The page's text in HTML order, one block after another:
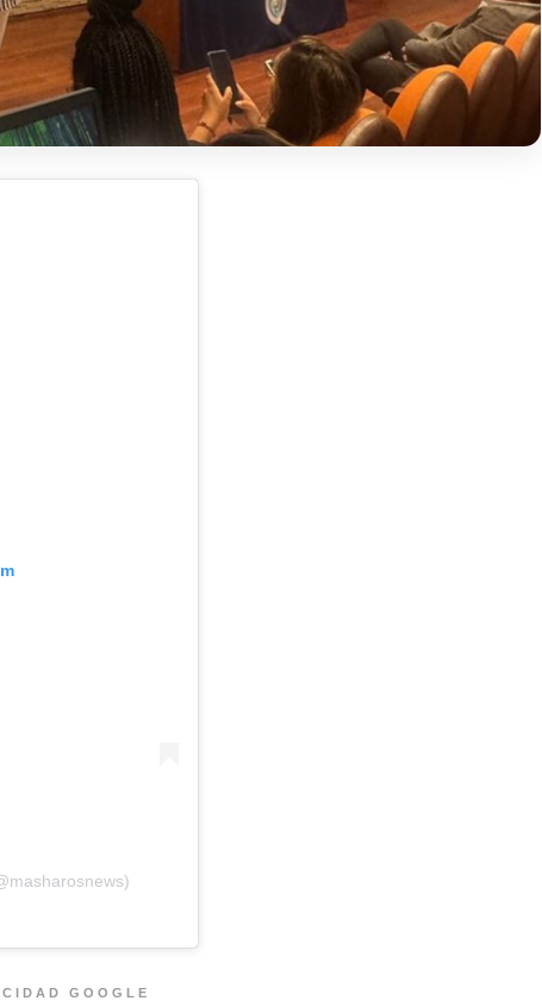
GOOGLE